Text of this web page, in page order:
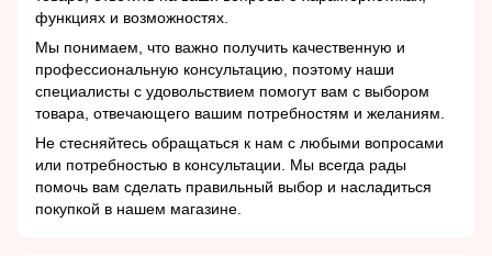
функциях и возможностях.
Мы понимаем, что важно получить качественную и
профессиональную консультацию, поэтому наши
специалисты с удовольствием помогут вам с выбором
товара, отвечающего вашим потребностям и желаниям.
Не стесняйтесь обращаться к нам с любыми вопросами
или потребностью в консультации. Мы всегда рады
помочь вам сделать правильный выбор и насладиться
покупкой в нашем магазине.